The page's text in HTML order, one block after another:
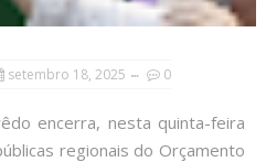
setembro 18, 2025 0
encerra, nesta quinta-feira
regionais do Orçamento